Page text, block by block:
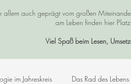
auch geprägt vom großen
am Leben finden hier
Viel Spaß beim Lesen,
im Jahreskreis Das Rad des Lebens